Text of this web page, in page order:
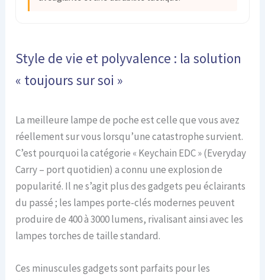
Style de vie et polyvalence : la solution
« toujours sur soi »
La meilleure lampe de poche est celle que vous avez
réellement sur vous lorsqu’une catastrophe survient.
C’est pourquoi la catégorie « Keychain EDC » (Everyday
Carry – port quotidien) a connu une explosion de
popularité. Il ne s’agit plus des gadgets peu éclairants
du passé ; les lampes porte-clés modernes peuvent
produire de 400 à 3000 lumens, rivalisant ainsi avec les
lampes torches de taille standard.
Ces minuscules gadgets sont parfaits pour les